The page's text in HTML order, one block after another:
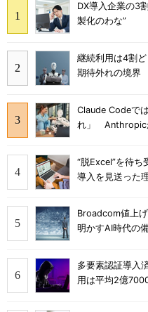
DX導入企業の3
製化のわな”
継続利用は4割
期待外れの境界
Claude Codeで
れ」 Anthropic
“脱Excel”を待
導入を見送った
Broadcom値上
明かすAI時代の
多要素認証導入
用は平均2億